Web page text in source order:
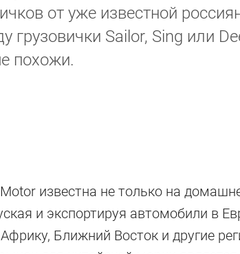
от уже известной
грузовички Sailor, Sing или
похожи.
известна не только на
и экспортируя автомобили в
Ближний Восток и другие